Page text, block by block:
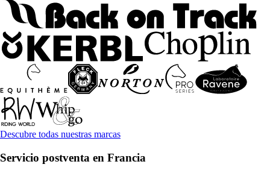
Descubre todas nuestras marcas
Servicio postventa en Francia